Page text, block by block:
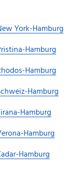
York-Hamburg
Hamburg
Hamburg
Hamburg
Hamburg
Hamburg
Hamburg